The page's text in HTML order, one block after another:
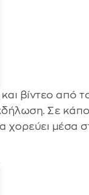
βίντεο από
Σε
χορεύει μέσα